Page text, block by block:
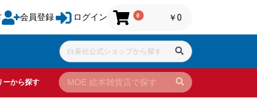
会員登録 ログイン 0 ￥0
ーから探す